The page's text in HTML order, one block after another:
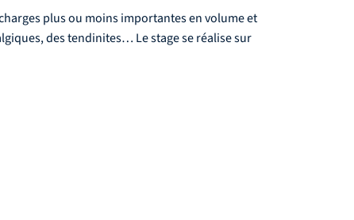
plus ou moins importantes en volume et
des tendinites… Le stage se réalise sur